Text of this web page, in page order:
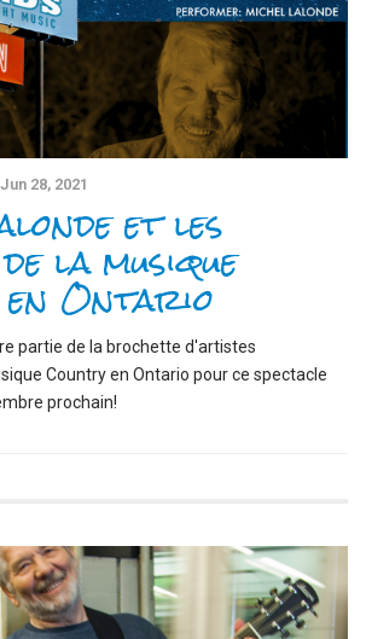
Jun 28, 2021
et les
la musique
Ontario
partie de la brochette d'artistes
Country en Ontario pour ce spectacle
prochain!